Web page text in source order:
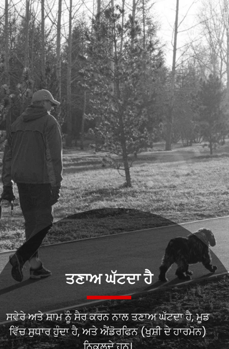
ਸਵੇਰੇ ਅਤੇ ਸ਼ਾਮ ਨੂੰ ਸੈਰ ਕਰਨ ਨਾਲ ਤਣਾਅ ਘੱਟਦਾ ਹੈ, ਮੂਡ
ਵਿੱਚ ਸੁਧਾਰ ਹੁੰਦਾ ਹੈ, ਅਤੇ ਐਂਡੋਰਫਿਨ (ਖੁਸ਼ੀ ਦੇ ਹਾਰਮੋਨ)
ਤਣਾਅ ਘੱਟਦਾ ਹੈ